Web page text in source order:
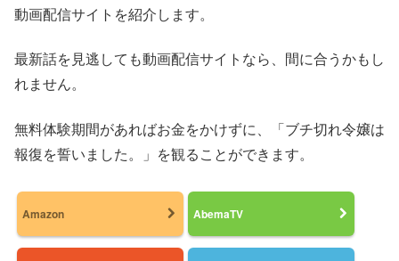
動画配信サイトを紹介します。
最新話を見逃しても動画配信サイトなら、間に合うかもし
れません。
無料体験期間があればお金をかけずに、「ブチ切れ令嬢は
報復を誓いました。」を観ることができます。
Amazon AbemaTV